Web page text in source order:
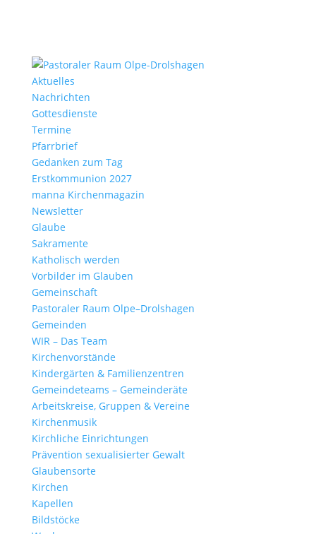
Aktu­elles
Nach­richten
Gottes­dienste
Termine
Pfarr­brief
Gedanken zum Tag
Erst­kom­mu­nion 2027
manna Kirchen­ma­gazin
News­letter
Glaube
Sakra­mente
Katho­lisch werden
Vorbilder im Glauben
Gemein­schaft
Pasto­raler Raum Olpe–Drolshagen
Gemeinden
WIR – Das Team
Kirchen­vor­stände
Kinder­gärten & Familienzentren
Gemein­de­teams – Gemeinderäte
Arbeits­kreise, Gruppen & Vereine
Kirchen­musik
Kirch­liche Einrichtungen
Präven­tion sexua­li­sierter Gewalt
Glau­ben­s­orte
Kirchen
Kapellen
Bild­stöcke